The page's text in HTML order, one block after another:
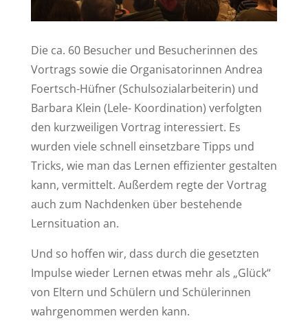
Die ca. 60 Besucher und Besucherinnen des
Vortrags sowie die Organisatorinnen Andrea
Foertsch-Hüfner (Schulsozialarbeiterin) und
Barbara Klein (Lele- Koordination) verfolgten
den kurzweiligen Vortrag interessiert. Es
wurden viele schnell einsetzbare Tipps und
Tricks, wie man das Lernen effizienter gestalten
kann, vermittelt. Außerdem regte der Vortrag
auch zum Nachdenken über bestehende
Lernsituation an.
Und so hoffen wir, dass durch die gesetzten
Impulse wieder Lernen etwas mehr als „Glück“
von Eltern und Schülern und Schülerinnen
wahrgenommen werden kann.